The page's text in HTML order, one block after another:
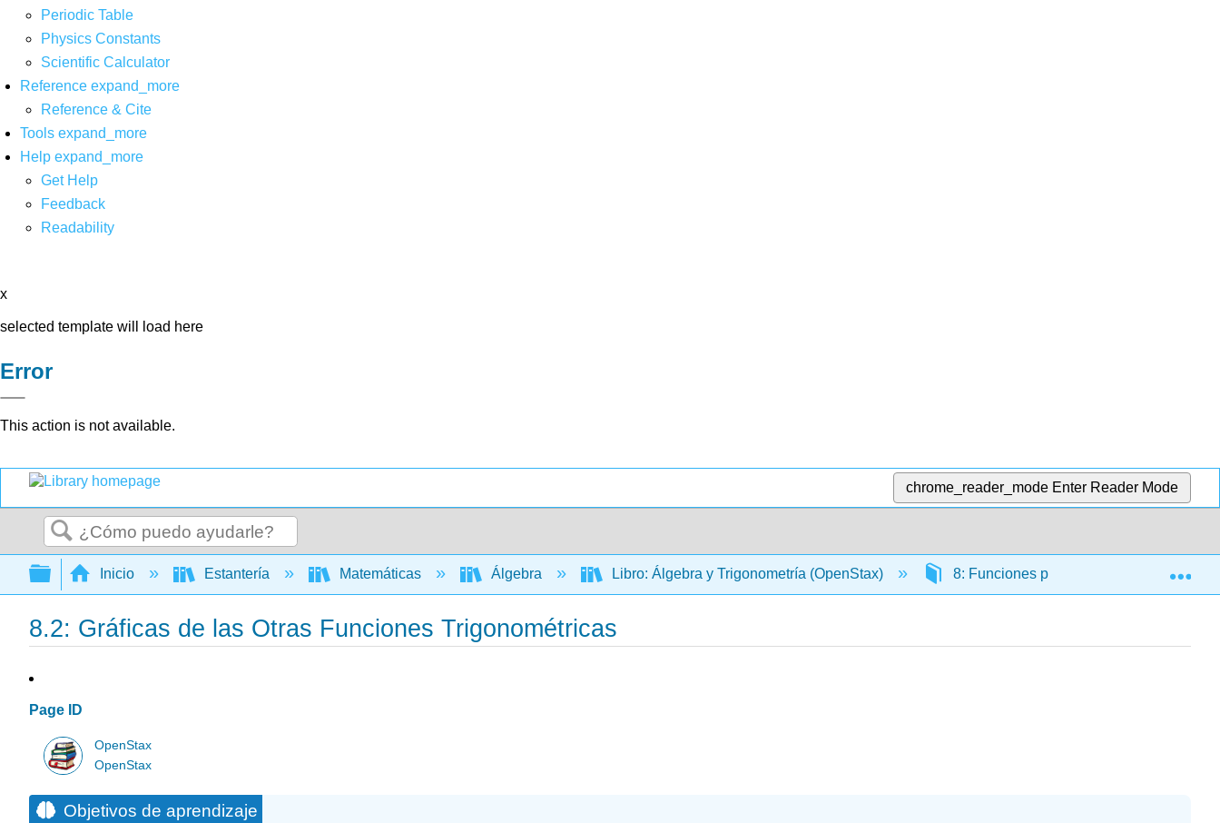
Periodic Table
Physics Constants
Scientific Calculator
Reference expand_more
Reference & Cite
Tools expand_more
Help expand_more
Get Help
Feedback
Readability
x
selected template will load here
Error
This action is not available.
chrome_reader_mode Enter Reader Mode
Buscar
Expandir/contraer jerarquía global
Inicio Estantería Matemáticas Álgebra Libro: Álgebra y Trigonometría (OpenStax) 8: Funciones periódicas 8.2:
8.2: Gráficas de las Otras Funciones Trigonométricas
Page ID
OpenStax
OpenStax
Objetivos de aprendizaje